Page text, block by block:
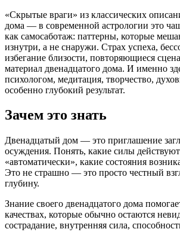
«Скрытые враги» из классических
дома — в современной астрологии это
как самосаботаж: паттерны, которые
изнутри, а не снаружи. Страх успеха,
избегание близости, повторяющиеся
материал двенадцатого дома. И именно
психологом, медитация, творчество,
особенно глубокий результат.
Зачем это знать
Двенадцатый дом — это приглашение
осуждения. Понять, какие силы
«автоматически», какие состояния
Это не страшно — это просто честный
глубину.
Знание своего двенадцатого дома
качествах, которые обычно остаются
сострадание, внутренняя сила,